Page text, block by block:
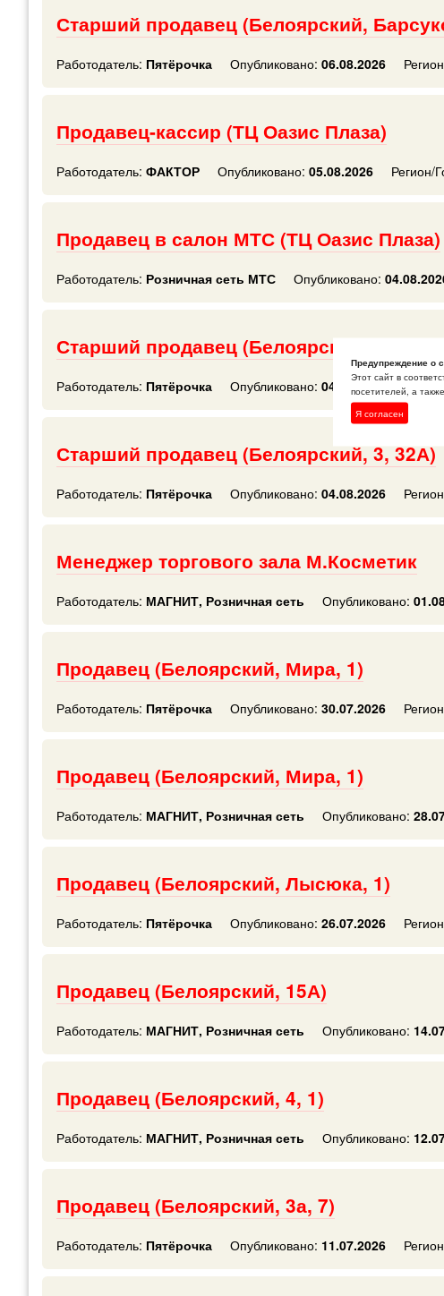
Старший продавец (Белоярский,
Работодатель: Пятёрочка Опубликовано: 06.08.2026
Продавец-кассир (ТЦ Оазис Плаза)
Работодатель: ФАКТОР Опубликовано: 05.08.2026 Регион/
Продавец в салон МТС (ТЦ Оазис Плаза)
Работодатель: Розничная сеть МТС Опубликовано:
Старший продавец (Белоярский, 3а, 7)
Работодатель: Пятёрочка Опубликовано: 04.08.2026
Старший продавец (Белоярский, 3, 32А)
Работодатель: Пятёрочка Опубликовано: 04.08.2026
Менеджер торгового зала М.Косметик
Работодатель: МАГНИТ, Розничная сеть Опубликовано:
Продавец (Белоярский, Мира, 1)
Работодатель: Пятёрочка Опубликовано: 30.07.2026
Продавец (Белоярский, Мира, 1)
Работодатель: МАГНИТ, Розничная сеть Опубликовано:
Продавец (Белоярский, Лысюка, 1)
Работодатель: Пятёрочка Опубликовано: 26.07.2026
Продавец (Белоярский, 15А)
Работодатель: МАГНИТ, Розничная сеть Опубликовано:
Продавец (Белоярский, 4, 1)
Работодатель: МАГНИТ, Розничная сеть Опубликовано:
Продавец (Белоярский, 3а, 7)
Работодатель: Пятёрочка Опубликовано: 11.07.2026
Предупреждение о
Этот сайт в
посетителей, а
Я согласен